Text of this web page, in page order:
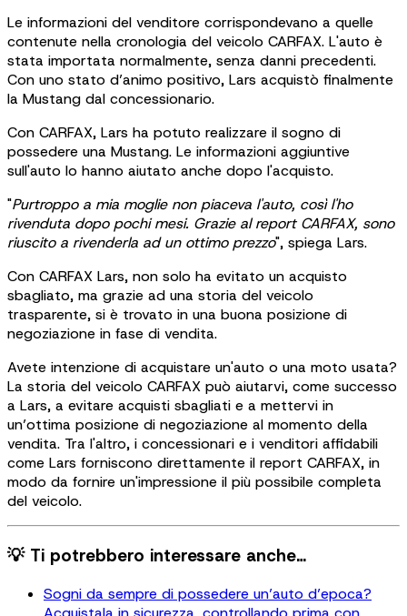
Le informazioni del venditore corrispondevano a quelle
contenute nella cronologia del veicolo CARFAX. L'auto è
stata importata normalmente, senza danni precedenti.
Con uno stato d’animo positivo, Lars acquistò finalmente
la Mustang dal concessionario.
Con CARFAX, Lars ha potuto realizzare il sogno di
possedere una Mustang. Le informazioni aggiuntive
sull'auto lo hanno aiutato anche dopo l'acquisto.
"Purtroppo a mia moglie non piaceva l'auto, così l'ho
rivenduta dopo pochi mesi. Grazie al report CARFAX, sono
riuscito a rivenderla ad un ottimo prezzo", spiega Lars.
Con CARFAX Lars, non solo ha evitato un acquisto
sbagliato, ma grazie ad una storia del veicolo
trasparente, si è trovato in una buona posizione di
negoziazione in fase di vendita.
Avete intenzione di acquistare un'auto o una moto usata?
La storia del veicolo CARFAX può aiutarvi, come successo
a Lars, a evitare acquisti sbagliati e a mettervi in
un’ottima posizione di negoziazione al momento della
vendita. Tra l'altro, i concessionari e i venditori affidabili
come Lars forniscono direttamente il report CARFAX, in
modo da fornire un'impressione il più possibile completa
del veicolo.
💡 Ti potrebbero interessare anche…
Sogni da sempre di possedere un’auto d’epoca?